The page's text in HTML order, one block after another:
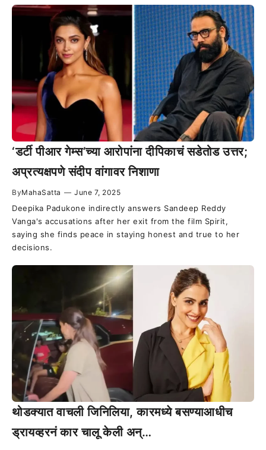
‘डर्टी पीआर गेम्स’च्या आरोपांना दीपिकाचं सडेतोड उत्तर;
अप्रत्यक्षपणे संदीप वांगावर निशाणा
ByMahaSatta — June 7, 2025
Deepika Padukone indirectly answers Sandeep Reddy
Vanga's accusations after her exit from the film Spirit,
saying she finds peace in staying honest and true to her
decisions.
थोडक्यात वाचली जिनिलिया, कारमध्ये बसण्याआधीच
ड्रायव्हरनं कार चालू केली अन्…